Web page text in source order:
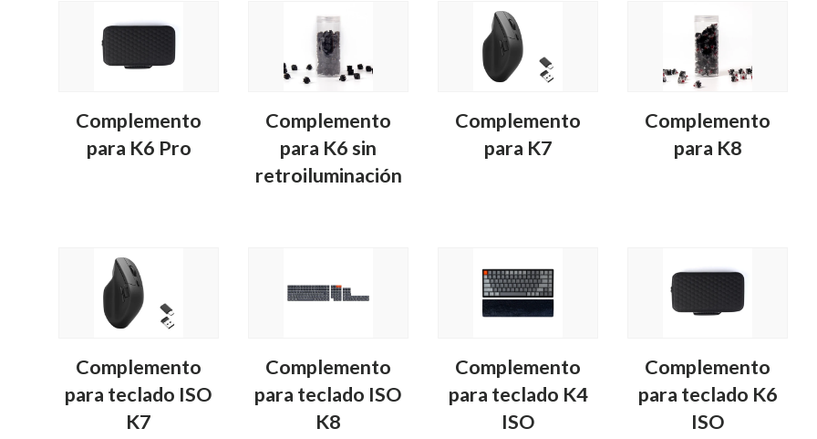
Complemento
para K6 Pro
Complemento
para K6 sin
retroiluminación
Complemento
para K7
Complemento
para K8
Complemento
para teclado ISO
K7
Complemento
para teclado ISO
K8
Complemento
para teclado K4
ISO
Complemento
para teclado K6
ISO